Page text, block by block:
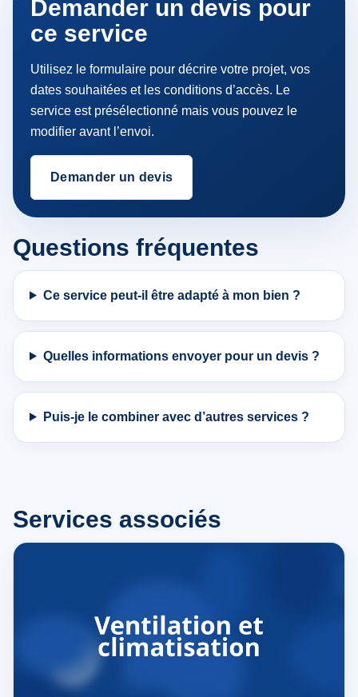
Demander un devis pour
ce service
Utilisez le formulaire pour décrire votre projet, vos
dates souhaitées et les conditions d’accès. Le
service est présélectionné mais vous pouvez le
modifier avant l’envoi.
Demander un devis
Questions fréquentes
Ce service peut-il être adapté à mon bien ?
Quelles informations envoyer pour un devis ?
Puis-je le combiner avec d’autres services ?
Services associés